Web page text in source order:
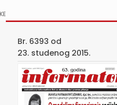
Br. 6393 od
23. studenog 2015.